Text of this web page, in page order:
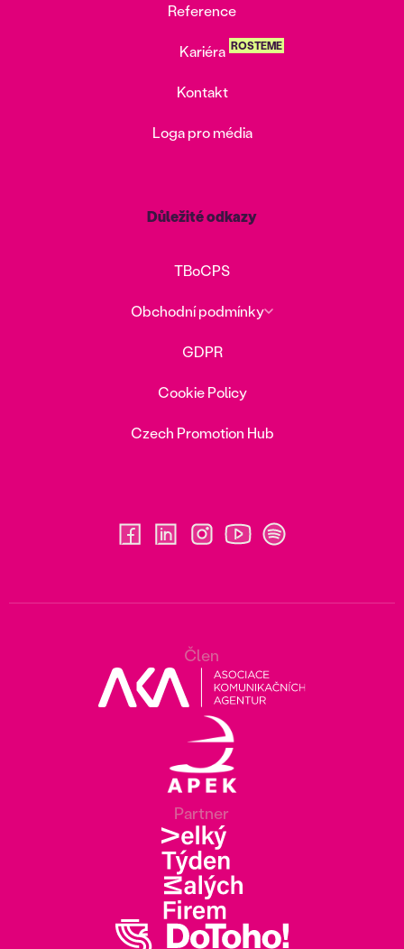
Reference
Kariéra ROSTEME
Kontakt
Loga pro média
Důležité odkazy
TBoCPS
Obchodní podmínky
GDPR
Cookie Policy
Czech Promotion Hub
Člen
Partner